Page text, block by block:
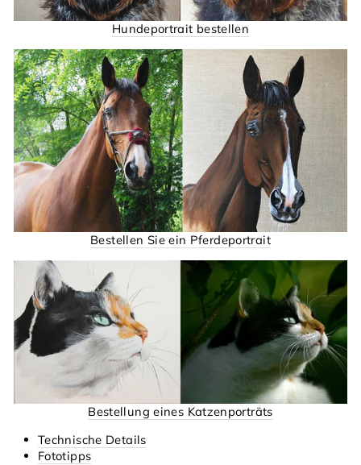
Hundeportrait bestellen
Bestellen Sie ein Pferdeportrait
Bestellung eines Katzenporträts
Technische Details
Fototipps